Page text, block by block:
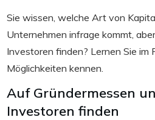
Sie wissen, welche Art von
Unternehmen infrage kommt,
Investoren finden? Lernen Sie im
Möglichkeiten kennen.
Auf Gründermessen
Investoren finden